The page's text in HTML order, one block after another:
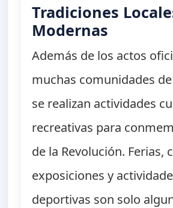
Tradiciones
Modernas
Además de los actos
muchas comunidades
se realizan actividades
recreativas para
de la Revolución. Ferias,
exposiciones y
deportivas son solo